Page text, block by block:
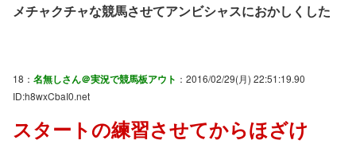
メチャクチャな競馬させてアンビシャスにおかしくした
18： 名無しさん＠実況で競馬板アウト ：2016/02/29(月) 22:51:19.90
ID:h8wxCbaI0.net
スタートの練習させてからほざけ